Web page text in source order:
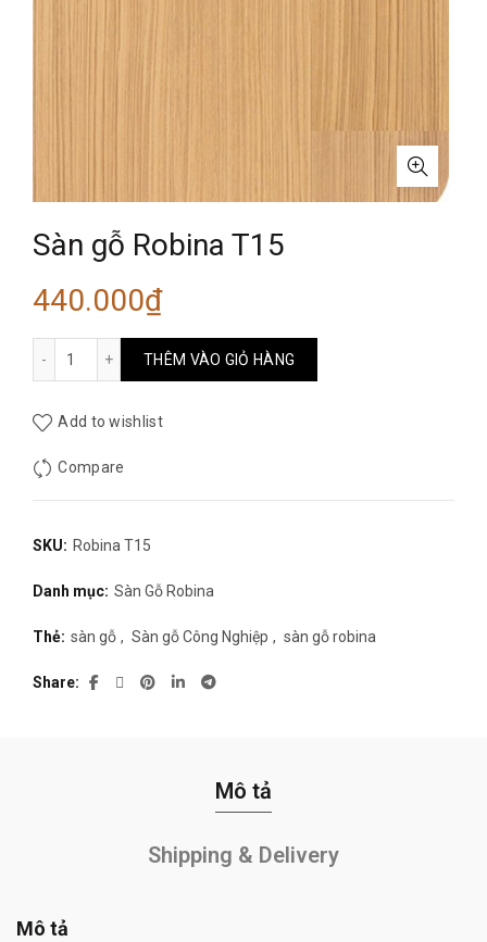
Sàn gỗ Robina T15
440.000₫
Sàn gỗ Robina T15 số lượng
THÊM VÀO GIỎ HÀNG
Add to wishlist
Compare
SKU: Robina T15
Danh mục: Sàn Gỗ Robina
Thẻ: sàn gỗ , Sàn gỗ Công Nghiệp , sàn gỗ robina
Share
Mô tả
Shipping & Delivery
Mô tả